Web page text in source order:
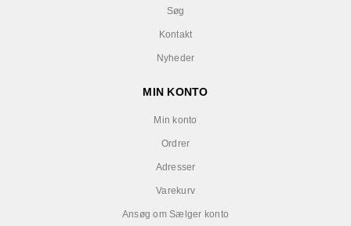
Søg
Kontakt
Nyheder
MIN KONTO
Min konto
Ordrer
Adresser
Varekurv
Ansøg om Sælger konto